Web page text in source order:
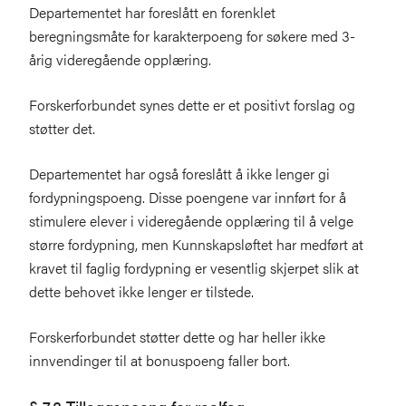
Departementet har foreslått en forenklet
beregningsmåte for karakterpoeng for søkere med 3-
årig videregående opplæring.
Forskerforbundet synes dette er et positivt forslag og
støtter det.
Departementet har også foreslått å ikke lenger gi
fordypningspoeng. Disse poengene var innført for å
stimulere elever i videregående opplæring til å velge
større fordypning, men Kunnskapsløftet har medført at
kravet til faglig fordypning er vesentlig skjerpet slik at
dette behovet ikke lenger er tilstede.
Forskerforbundet støtter dette og har heller ikke
innvendinger til at bonuspoeng faller bort.